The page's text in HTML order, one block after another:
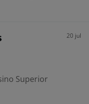
20 jul
Superior